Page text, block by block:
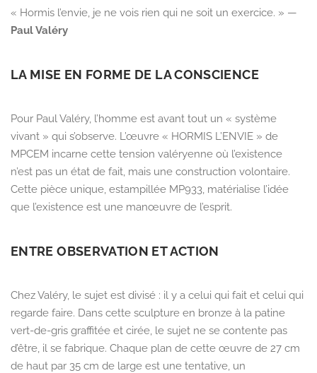
« Hormis l’envie, je ne vois rien qui ne soit un exercice. » —
Paul Valéry
LA MISE EN FORME DE LA CONSCIENCE
Pour Paul Valéry, l’homme est avant tout un « système
vivant » qui s’observe. L’œuvre « HORMIS L’ENVIE » de
MPCEM incarne cette tension valéryenne où l’existence
n’est pas un état de fait, mais une construction volontaire.
Cette pièce unique, estampillée MP933 , matérialise l’idée
que l’existence est une manœuvre de l’esprit.
ENTRE OBSERVATION ET ACTION
Chez Valéry, le sujet est divisé : il y a celui qui fait et celui qui
regarde faire. Dans cette sculpture en bronze à la patine
vert-de-gris graffitée et cirée , le sujet ne se contente pas
d’être, il se fabrique. Chaque plan de cette œuvre de 27 cm
de haut par 35 cm de large est une tentative, un